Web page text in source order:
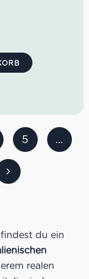
5 …
du ein
realen